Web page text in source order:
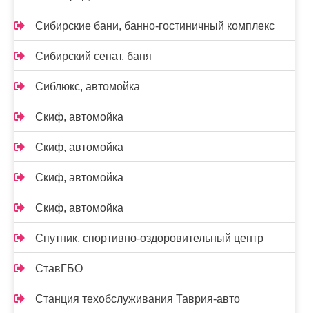
Сибирские бани, банно-гостиничный комплекс
Сибирский сенат, баня
Сиблюкс, автомойка
Скиф, автомойка
Скиф, автомойка
Скиф, автомойка
Скиф, автомойка
Спутник, спортивно-оздоровительный центр
СтавГБО
Станция техобслуживания Таврия-авто